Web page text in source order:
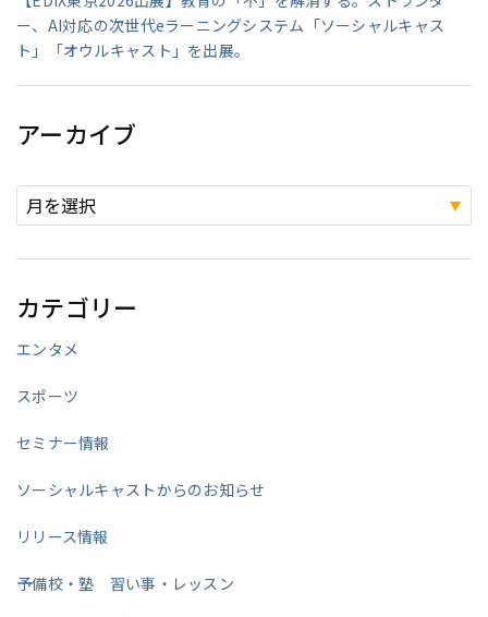
ー、AI対応の次世代eラーニングシステム「ソーシャルキャス
ト」「オウルキャスト」を出展。
アーカイブ
カテゴリー
エンタメ
スポーツ
セミナー情報
ソーシャルキャストからのお知らせ
リリース情報
予備校・塾 習い事・レッスン